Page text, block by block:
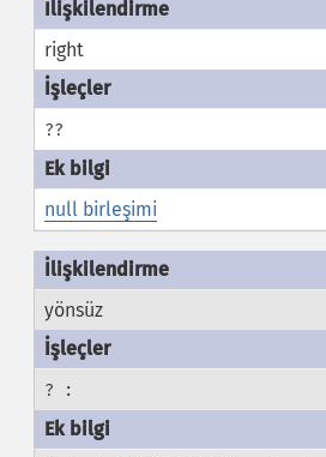
right
??
null birleşimi
yönsüz
? :